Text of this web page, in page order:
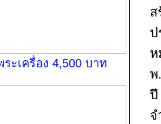
ะเครื่อง 4,500 บาท
ส
ป
ห
พ
ปี
จ